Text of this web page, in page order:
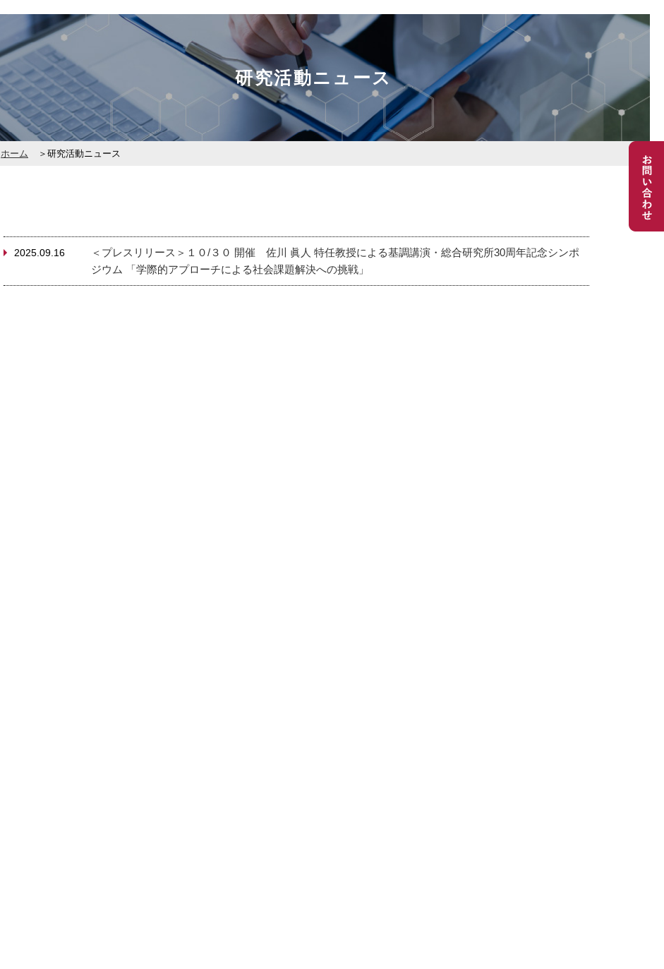
研究活動ニュース
ホーム 研究活動ニュース
2025.09.16
＜プレスリリース＞１０/３０ 開催 佐川 眞人 特任教授による基調講演・総合研究所30周年記念シンポ
ジウム 「学際的アプローチによる社会課題解決への挑戦」